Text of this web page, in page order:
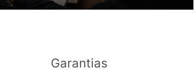
Garantias